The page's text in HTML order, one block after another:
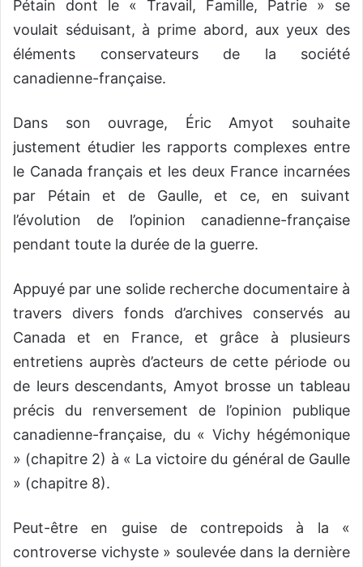
Pétain dont le « Travail, Famille, Patrie » se
voulait séduisant, à prime abord, aux yeux des
éléments conservateurs de la société
canadienne-française.
Dans son ouvrage, Éric Amyot souhaite
justement étudier les rapports complexes entre
le Canada français et les deux France incarnées
par Pétain et de Gaulle, et ce, en suivant
l’évolution de l’opinion canadienne-française
pendant toute la durée de la guerre.
Appuyé par une solide recherche documentaire à
travers divers fonds d’archives conservés au
Canada et en France, et grâce à plusieurs
entretiens auprès d’acteurs de cette période ou
de leurs descendants, Amyot brosse un tableau
précis du renversement de l’opinion publique
canadienne-française, du « Vichy hégémonique
» (chapitre 2) à « La victoire du général de Gaulle
» (chapitre 8).
Peut-être en guise de contrepoids à la «
controverse vichyste » soulevée dans la dernière